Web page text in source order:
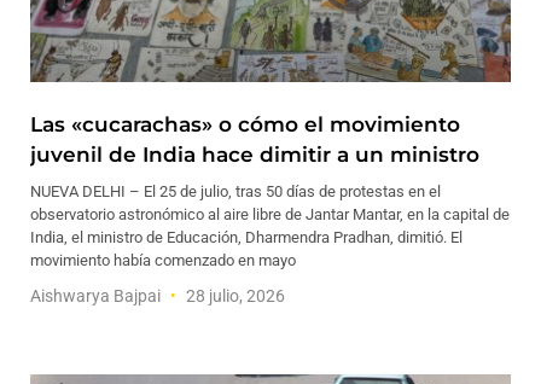
Las «cucarachas» o cómo el movimiento
juvenil de India hace dimitir a un ministro
NUEVA DELHI – El 25 de julio, tras 50 días de protestas en el
observatorio astronómico al aire libre de Jantar Mantar, en la capital de
India, el ministro de Educación, Dharmendra Pradhan, dimitió. El
movimiento había comenzado en mayo
Aishwarya Bajpai 28 julio, 2026